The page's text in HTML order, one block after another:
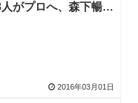
人がプロへ、森下暢仁
2016年03月01日